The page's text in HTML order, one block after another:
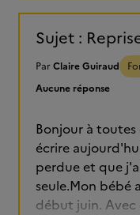
ParClaire Guiraud
Aucune réponse
Bonjour à toutes
écrire
perdue et que
seule.Mon bébé
début juin. Avec